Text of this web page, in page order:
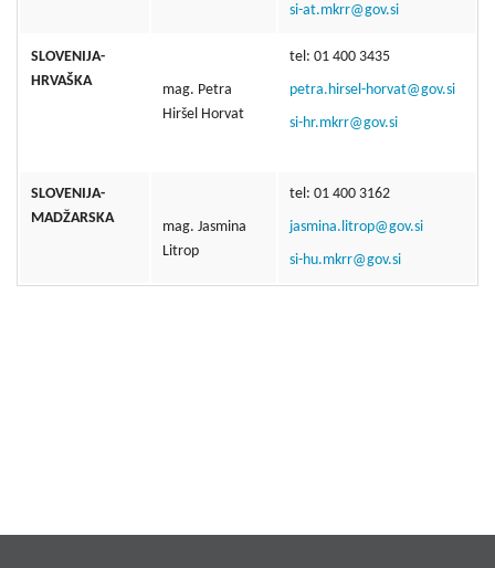
si-at.mkrr@gov.si
SLOVENIJA-
HRVAŠKA
mag. Petra
Hiršel Horvat
tel: 01 400 3435
petra.hirsel-horvat@gov.si
si-hr.mkrr@gov.si
SLOVENIJA-
MADŽARSKA
mag. Jasmina
Litrop
tel: 01 400 3162
jasmina.litrop@gov.si
si-hu.mkrr@gov.si